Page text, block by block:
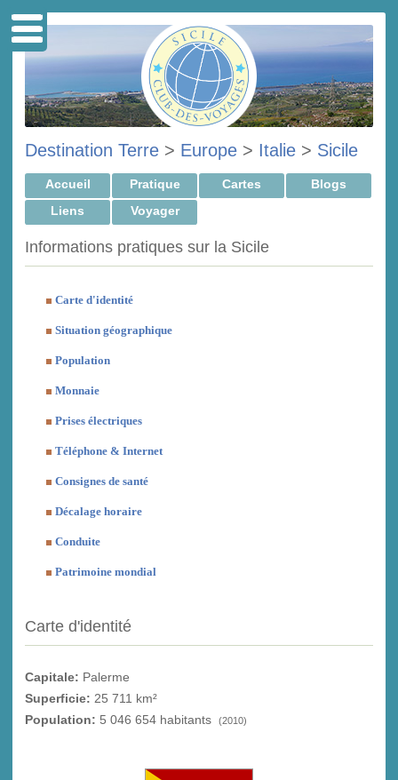
Destination Terre > Europe > Italie > Sicile
Accueil Pratique Cartes
Blogs
Liens
Voyager
Informations pratiques sur la Sicile
Carte d'identité
Situation géographique
Population
Monnaie
Prises électriques
Téléphone & Internet
Consignes de santé
Décalage horaire
Conduite
Patrimoine mondial
Carte d'identité
Capitale: Palerme
Superficie: 25 711 km²
Population: 5 046 654 habitants (2010)